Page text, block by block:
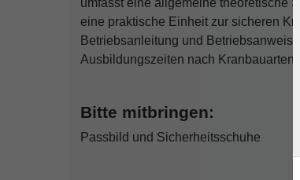
umfasst eine allgemeine theoretische
eine praktische Einheit zur sicheren
Betriebsanleitung und
Ausbildungszeiten nach Kranbauarten
Bitte mitbringen:
Passbild und Sicherheitsschuhe